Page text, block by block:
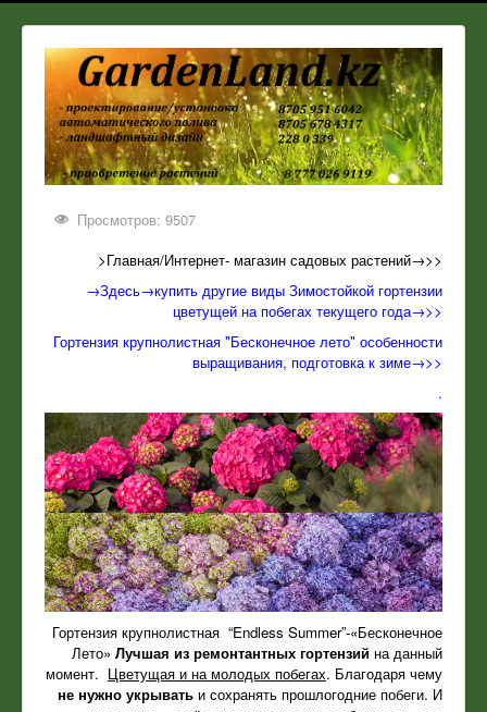
Просмотров: 9507
>Главная/Интернет- магазин садовых растений→>>
→Здесь→купить другие виды Зимостойкой гортензии
цветущей на побегах текущего года→>>
Гортензия крупнолистная "Бесконечное лето" особенности
выращивания, подготовка к зиме→>>
.
Гортензия крупнолистная “Endless Summer”-«Бесконечное
Лето» Лучшая из ремонтантных гортензий на данный
момент. Цветущая и на молодых побегах. Благодаря чему
не нужно укрывать и сохранять прошлогодние побеги. И